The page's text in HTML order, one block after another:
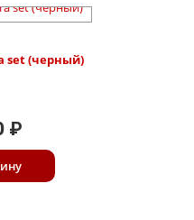
set (черный)
₽